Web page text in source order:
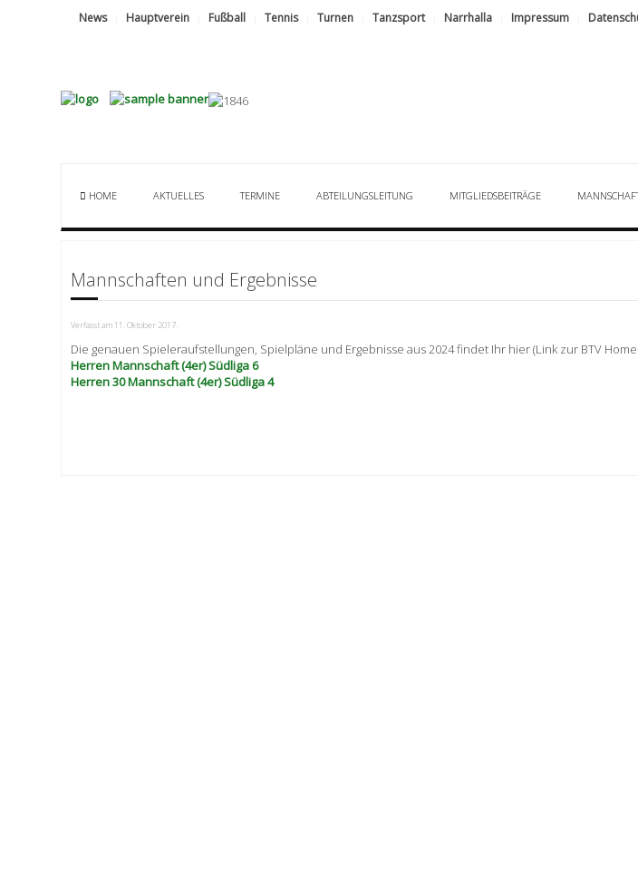
News Hauptverein Fußball Tennis Turnen Tanzsport Narrhalla Impressum
HOME AKTUELLES TERMINE ABTEILUNGSLEITUNG MITGLIEDSBEITRÄGE
Mannschaften und Ergebnisse
Verfasst am 11. Oktober 2017
Die genauen Spieleraufstellungen, Spielpläne und Ergebnisse aus 2024 findet Ihr hier (Link zur BTV
Herren Mannschaft (4er) Südliga 6
Herren 30 Mannschaft (4er) Südliga 4